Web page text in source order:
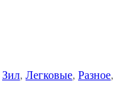
Зил, Легковые, Разное,